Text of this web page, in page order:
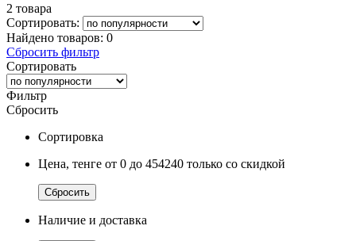
2 товара
Сортировать:
Найдено товаров: 0
Сбросить фильтр
Сортировать
Фильтр
Сбросить
Сортировка
Цена, тенге от 0 до 454240 только со скидкой
Сбросить
Наличие и доставка